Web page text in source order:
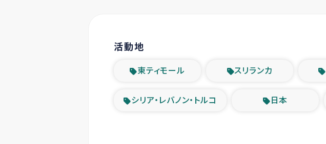
活動地
東ティモール スリランカ
シリア・レバノン・トルコ 日本